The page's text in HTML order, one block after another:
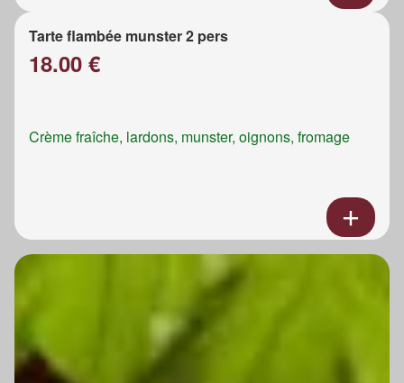
Tarte flambée munster 2 pers
18.00 €
Crème fraîche, lardons, munster, oignons, fromage